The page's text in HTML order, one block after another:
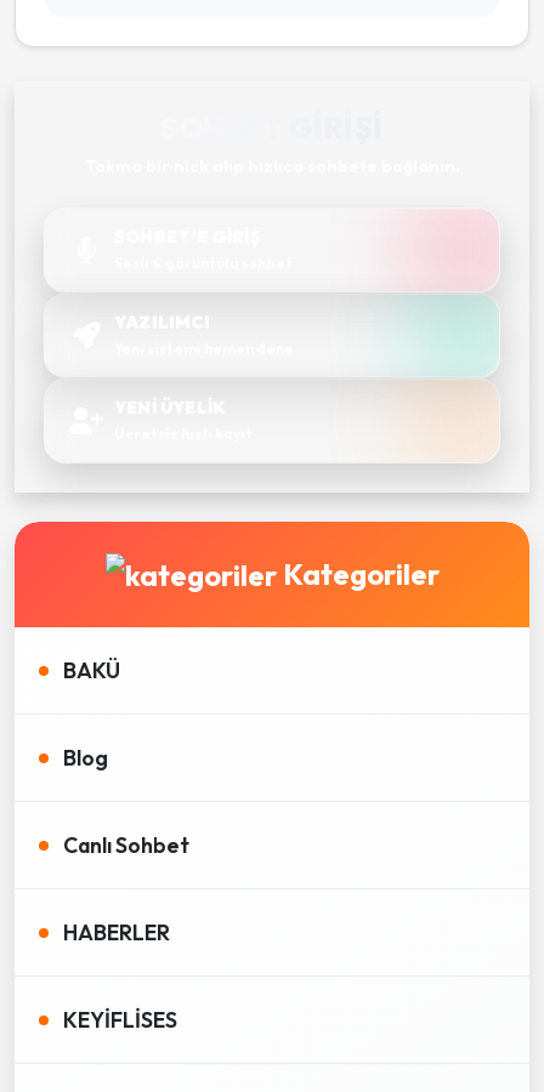
Kategoriler
BAKÜ
Blog
Canlı Sohbet
HABERLER
KEYİFLİSES